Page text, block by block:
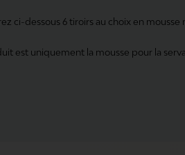
ci-dessous 6 tiroirs au choix en
est uniquement la mousse pour la